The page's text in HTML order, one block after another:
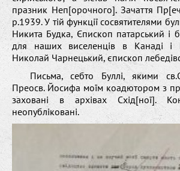
празник Неп[орочного]. Зачаття
р.1939. У тій функції сосвятителями
Никита Будка, Єпископ патарський і
для наших виселенців в Канаді і
Николай Чарнецький, єпископ
Письма, себто Буллі, якими
Преосв. Йосифа моїм коадютором з
заховані в архівах Схід[ної].
неопубліковані.